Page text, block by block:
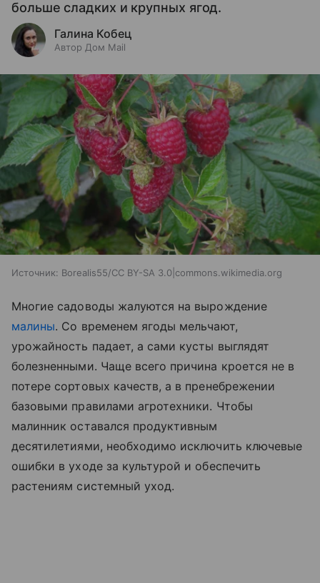
больше сладких и крупных ягод.
Галина Кобец
Автор Дом Mail
Источник: Borealis55/CC BY-SA 3.0|commons.wikimedia.org
Многие садоводы жалуются на вырождение
малины. Со временем ягоды мельчают,
урожайность падает, а сами кусты выглядят
болезненными. Чаще всего причина кроется не в
потере сортовых качеств, а в пренебрежении
базовыми правилами агротехники. Чтобы
малинник оставался продуктивным
десятилетиями, необходимо исключить ключевые
ошибки в уходе за культурой и обеспечить
растениям системный уход.